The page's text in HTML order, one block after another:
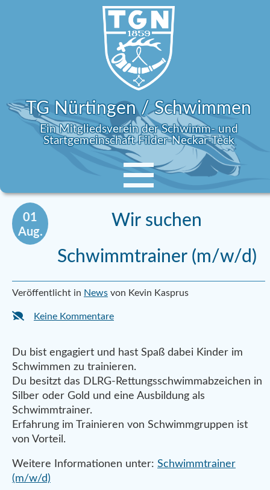
TG Nürtingen / Schwimmen
Ein Mitgliedsverein der Schwimm- und
Startgemeinschaft Filder-Neckar-Teck
01
Aug.
Wir suchen
Schwimmtrainer (m/w/d)
Veröffentlicht in News von Kevin Kasprus
Keine Kommentare
Du bist engagiert und hast Spaß dabei Kinder im
Schwimmen zu trainieren.
Du besitzt das DLRG-Rettungsschwimmabzeichen in
Silber oder Gold und eine Ausbildung als
Schwimmtrainer.
Erfahrung im Trainieren von Schwimmgruppen ist
von Vorteil.
Weitere Informationen unter: Schwimmtrainer
(m/w/d)